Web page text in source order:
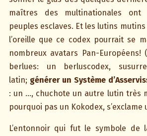
maîtres des multinationales ont
peuples esclaves. Et les lutins
l’oreille que ce codex pourrait se
nombreux avatars Pan-Européens!
berlues: un berluscodex,
latin; générer un Système
: un …, chuchote un autre lutin très
pourquoi pas un Kokodex,
L’entonnoir qui fut le symbole de